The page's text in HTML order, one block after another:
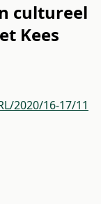
cultureel
Kees
2020/16-17/11